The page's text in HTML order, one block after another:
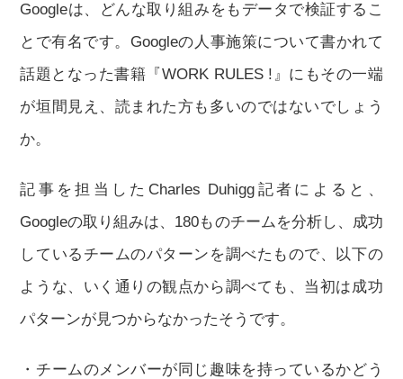
Googleは、どんな取り組みをもデータで検証するこ
とで有名です。Googleの人事施策について書かれて
話題となった書籍『WORK RULES !』にもその一端
が垣間見え、読まれた方も多いのではないでしょう
か。
記事を担当したCharles Duhigg記者によると、
Googleの取り組みは、180ものチームを分析し、成功
しているチームのパターンを調べたもので、以下の
ような、いく通りの観点から調べても、当初は成功
パターンが見つからなかったそうです。
・チームのメンバーが同じ趣味を持っているかどう